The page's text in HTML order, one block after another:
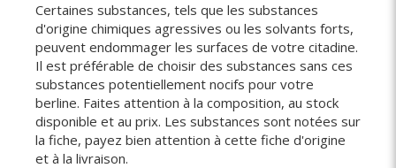
Certaines substances, tels que les substances
d'origine chimiques agressives ou les solvants forts,
peuvent endommager les surfaces de votre citadine.
Il est préférable de choisir des substances sans ces
substances potentiellement nocifs pour votre
berline. Faites attention à la composition, au stock
disponible et au prix. Les substances sont notées sur
la fiche, payez bien attention à cette fiche d'origine
et à la livraison.